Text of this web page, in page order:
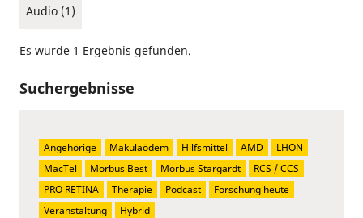
Audio (1)
Es wurde 1 Ergebnis gefunden.
Suchergebnisse
Angehörige Makulaödem Hilfsmittel AMD
LHON
MacTel
Morbus Best Morbus Stargardt
RCS / CCS
PRO RETINA
Therapie Podcast
Forschung heute
Veranstaltung
Hybrid